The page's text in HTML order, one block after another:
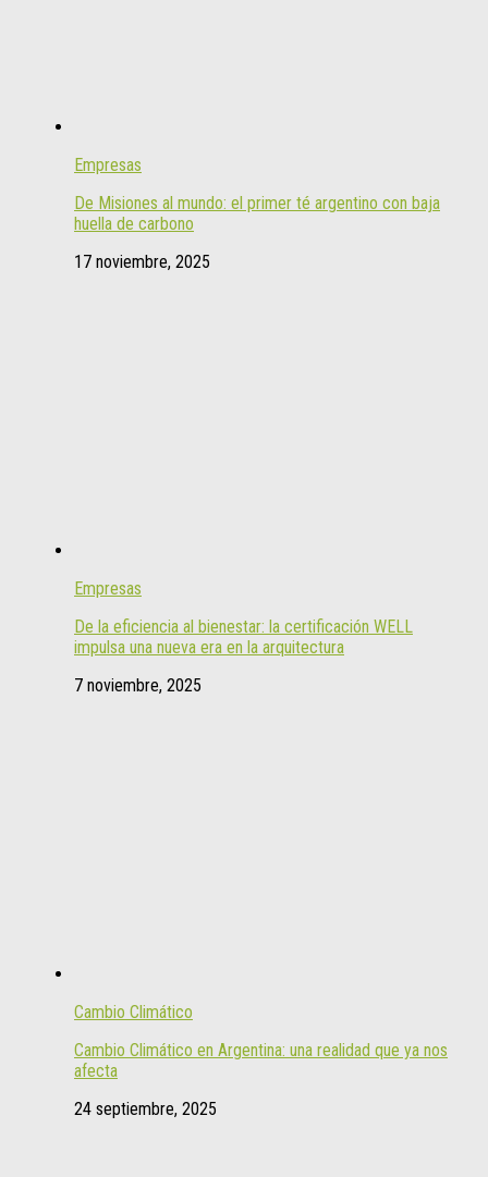
Empresas
De Misiones al mundo: el primer té argentino con baja
huella de carbono
17 noviembre, 2025
Empresas
De la eficiencia al bienestar: la certificación WELL
impulsa una nueva era en la arquitectura
7 noviembre, 2025
Cambio Climático
Cambio Climático en Argentina: una realidad que ya nos
afecta
24 septiembre, 2025